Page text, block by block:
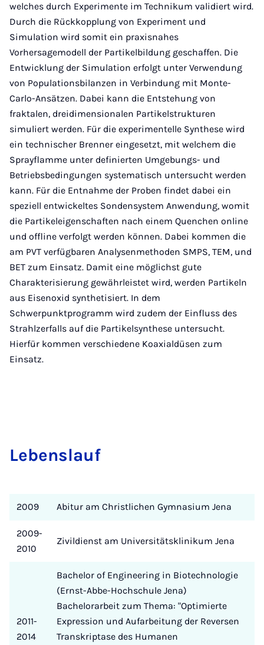
welches durch Experimente im Technikum validiert wird.
Durch die Rückkopplung von Experiment und
Simulation wird somit ein praxisnahes
Vorhersagemodell der Partikelbildung geschaffen. Die
Entwicklung der Simulation erfolgt unter Verwendung
von Populationsbilanzen in Verbindung mit Monte-
Carlo-Ansätzen. Dabei kann die Entstehung von
fraktalen, dreidimensionalen Partikelstrukturen
simuliert werden. Für die experimentelle Synthese wird
ein technischer Brenner eingesetzt, mit welchem die
Sprayflamme unter definierten Umgebungs- und
Betriebsbedingungen systematisch untersucht werden
kann. Für die Entnahme der Proben findet dabei ein
speziell entwickeltes Sondensystem Anwendung, womit
die Partikeleigenschaften nach einem Quenchen online
und offline verfolgt werden können. Dabei kommen die
am PVT verfügbaren Analysenmethoden SMPS, TEM, und
BET zum Einsatz. Damit eine möglichst gute
Charakterisierung gewährleistet wird, werden Partikeln
aus Eisenoxid synthetisiert. In dem
Schwerpunktprogramm wird zudem der Einfluss des
Strahlzerfalls auf die Partikelsynthese untersucht.
Hierfür kommen verschiedene Koaxialdüsen zum
Einsatz.
Le­bens­lauf
2009 Abitur am Christlichen Gymnasium Jena
2009-
2010
Zivildienst am Universitätsklinikum Jena
2011-
2014
Bachelor of Engineering in Biotechnologie
(Ernst-Abbe-Hochschule Jena)
Bachelorarbeit zum Thema: "Optimierte
Expression und Aufarbeitung der Reversen
Transkriptase des Humanen